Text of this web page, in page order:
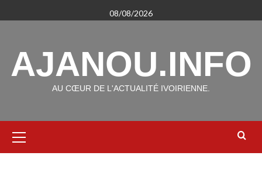
au
08/08/2026
AJANOU.INFO
AU CŒUR DE L'ACTUALITÉ IVOIRIENNE.
principal